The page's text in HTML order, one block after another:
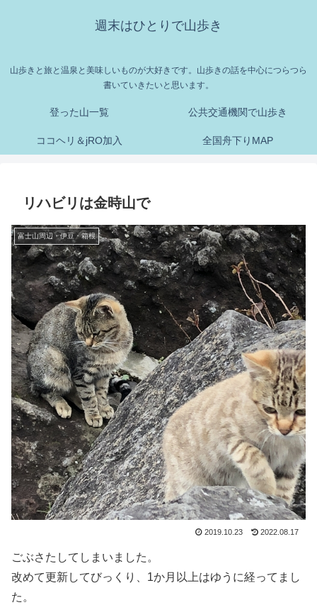
週末はひとりで山歩き
山歩きと旅と温泉と美味しいものが大好きです。山歩きの話を中心につらつら
書いていきたいと思います。
登った山一覧 公共交通機関で山歩き
ココヘリ＆jRO加入 全国舟下りMAP
リハビリは金時山で
富士山周辺・伊豆・箱根
2019.10.23 2022.08.17
ごぶさたしてしまいました。
改めて更新してびっくり、1か月以上はゆうに経ってまし
た。